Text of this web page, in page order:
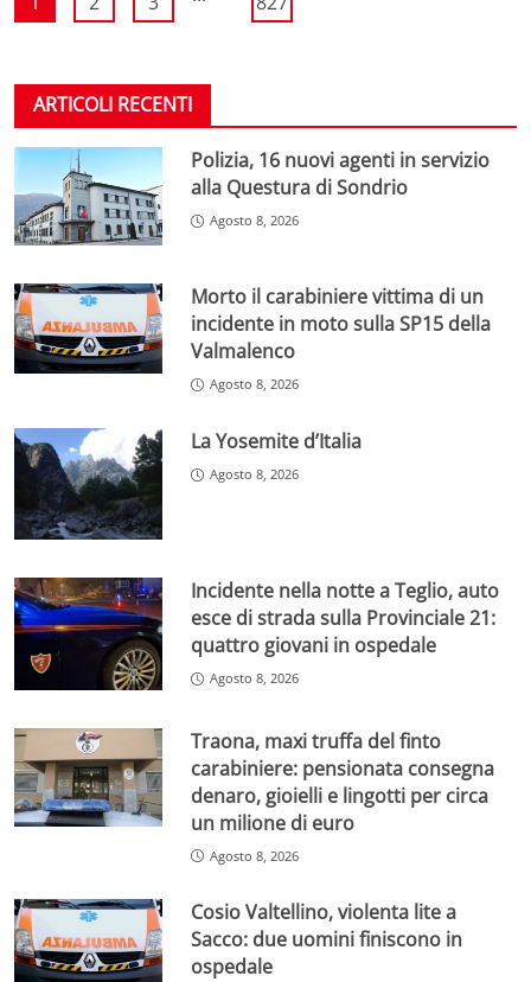
ARTICOLI RECENTI
Polizia, 16 nuovi agenti in servizio
alla Questura di Sondrio
Agosto 8, 2026
Morto il carabiniere vittima di un
incidente in moto sulla SP15 della
Valmalenco
Agosto 8, 2026
La Yosemite d’Italia
Agosto 8, 2026
Incidente nella notte a Teglio, auto
esce di strada sulla Provinciale 21:
quattro giovani in ospedale
Agosto 8, 2026
Traona, maxi truffa del finto
carabiniere: pensionata consegna
denaro, gioielli e lingotti per circa
un milione di euro
Agosto 8, 2026
Cosio Valtellino, violenta lite a
Sacco: due uomini finiscono in
ospedale